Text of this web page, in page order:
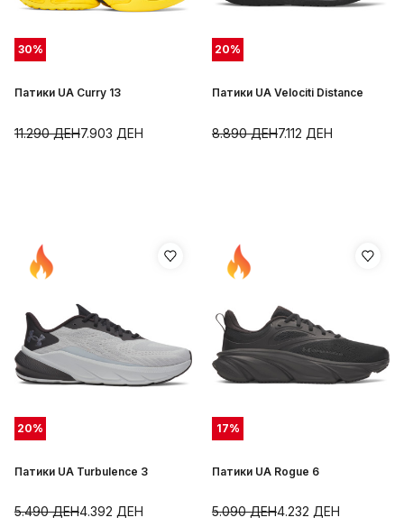
30%
Патики UA Curry 13
7.903 ДЕН
11.290ДЕН
20%
Патики UA Velociti Distance
7.112 ДЕН
8.890ДЕН
20%
Патики UA Turbulence 3
4.392 ДЕН
5.490ДЕН
17%
Патики UA Rogue 6
4.232 ДЕН
5.090ДЕН